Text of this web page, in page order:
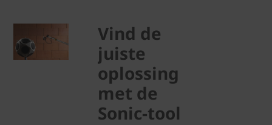
Vind de
juiste
oplossing
met de
Sonic-tool